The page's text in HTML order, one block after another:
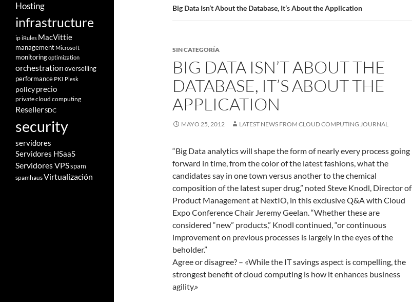
Big Data Isn’t About the Database, It’s About the Application
SIN CATEGORÍA
BIG DATA ISN’T ABOUT THE
DATABASE, IT’S ABOUT THE
APPLICATION
MAYO 25, 2012 LATEST NEWS FROM CLOUD COMPUTING JOURNAL
“Big Data analytics will shape the form of nearly every process going
forward in time, from the color of the latest fashions, what the
candidates say in one town versus another to the chemical
composition of the latest super drug,” noted Steve Knodl, Director of
Product Management at NextIO, in this exclusive Q&A with Cloud
Expo Conference Chair Jeremy Geelan. “Whether these are
considered “new” products,” Knodl continued, “or continuous
improvement on previous processes is largely in the eyes of the
beholder.”
Agree or disagree? – «While the IT savings aspect is compelling, the
strongest benefit of cloud computing is how it enhances business
agility.»
Hosting
infrastructure
ipiRules MacVittie
management Microsoft
monitoringoptimization
orchestrationoverselling
performance PKI Plesk
policyprecio
private cloud computing
ResellerSDC
security
servidores
Servidores HSaaS
Servidores VPSspam
spamhausVirtualización